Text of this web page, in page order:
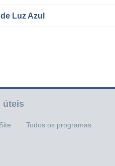
Luz Azul
úteis
Todos os programas